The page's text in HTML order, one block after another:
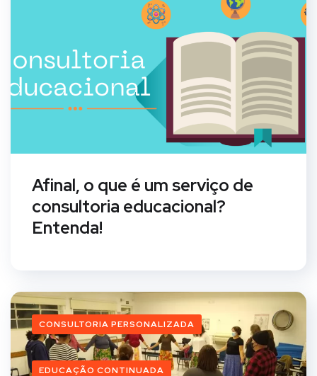
Afinal, o que é um serviço de
consultoria educacional?
Entenda!
CONSULTORIA PERSONALIZADA
EDUCAÇÃO CONTINUADA